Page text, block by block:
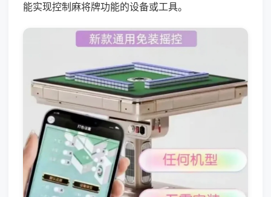
能实现控制麻将牌功能的设备或工具。